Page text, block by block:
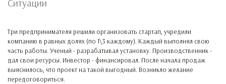
Ситуации
Три предпринимателя решили организовать стартап, учредили
компанию в равных долях (по 1\3 каждому). Каждый выполнял свою
часть работы. Ученый - разрабатывал установку. Производственник -
дал свои ресурсы. Инвестор - финансировал. После начала продаж
выяснилось, что проект на такой выгодный. Возникло желание
передоговориться.